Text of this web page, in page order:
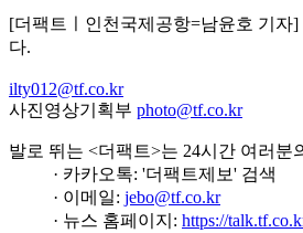
[더팩트ㅣ인천국제공항=남윤호 기자
다.
ilty012@tf.co.kr
사진영상기획부 photo@tf.co.kr
발로 뛰는 <더팩트>는 24시간 여러분
· 카카오톡: '더팩트제보' 검색
· 이메일: jebo@tf.co.kr
· 뉴스 홈페이지: https://